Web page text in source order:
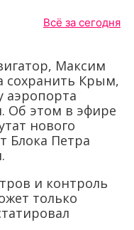
Всё за сегодня
Максим
сохранить Крым,
аэропорта
Об этом в эфире
нового
Блока Петра
и контроль
только